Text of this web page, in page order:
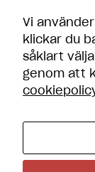
Skicka
Kontakt
Vi
klickar du
såklart
genom att